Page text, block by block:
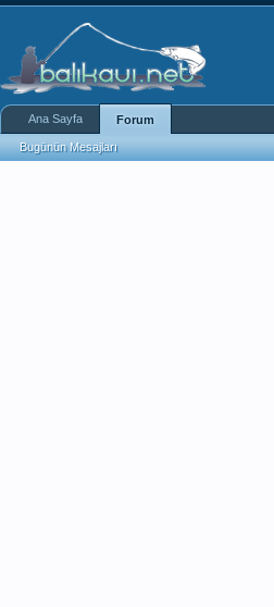
Ana Sayfa Forum
Bugünün Mesajları